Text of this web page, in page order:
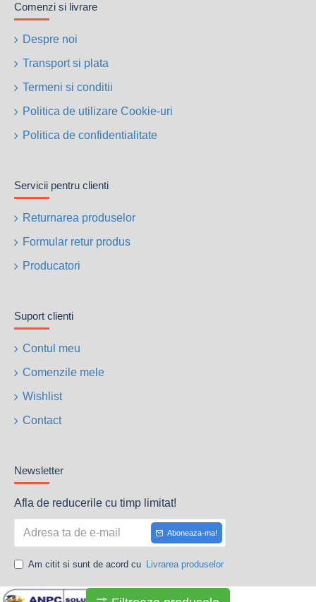
Comenzi si livrare
Despre noi
Transport si plata
Termeni si conditii
Politica de utilizare Cookie-uri
Politica de confidentialitate
Servicii pentru clienti
Returnarea produselor
Formular retur produs
Producatori
Suport clienti
Contul meu
Comenzile mele
Wishlist
Contact
Newsletter
Afla de reducerile cu timp limitat!
Aboneaza-ma!
Am citit si sunt de acord cu Livrarea produselor